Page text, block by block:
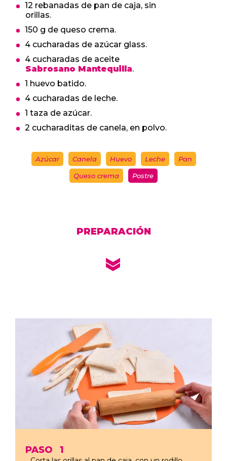
12 rebanadas de pan de caja, sin
orillas.
150 g de queso crema.
4 cucharadas de azúcar glass.
4 cucharadas de aceite
Sabrosano Mantequilla.
1 huevo batido.
4 cucharadas de leche.
1 taza de azúcar.
2 cucharaditas de canela, en polvo.
Azúcar Canela Huevo Leche Pan
Queso crema Postre
PREPARACIÓN
PASO 1